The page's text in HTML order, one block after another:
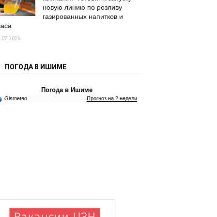
новую линию по розливу
газированных напитков и
ПОГОДА В ИШИМЕ
Погода в Ишиме
Gismeteo Прогноз на 2 недели